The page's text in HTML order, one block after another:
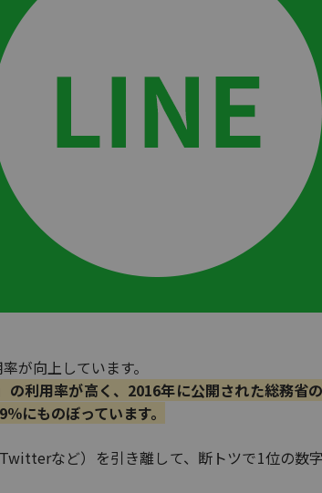
が向上しています。
の利用率が高く、2016年に公開された総務省
にものぼっています。
など）を引き離して、断トツで1位の数